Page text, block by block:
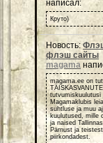
написал:
Круто)
Новость:
флэш сайты
magama
magama.ee on
tutvumiskuulutusi
Magamaklubis
suhtluse ja muu
kuulutused, mille
ja naised
Pärnust ja
piirkondadest.